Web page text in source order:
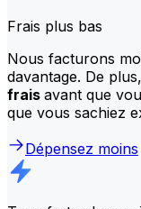
Frais plus bas
Nous facturons
davantage. De
frais avant que
que vous sachiez
Dépensez moins